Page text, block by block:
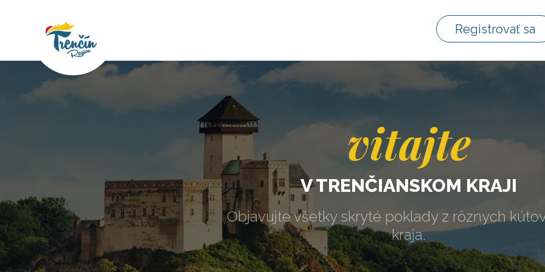
Registrovať sa
vitajte
V TRENČIANSKOM KRAJI
Objavujte všetky skryté poklady z rôznych
kraja.